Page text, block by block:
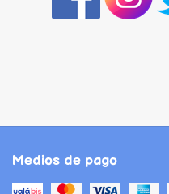
Medios de pago